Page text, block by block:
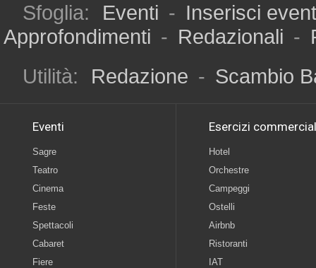
Sfoglia: Eventi - Inserisci
Approfondimenti - Redazionali -
Utilità:
Redazione - Scambio
Eventi
Sagre
Teatro
Cinema
Feste
Spettacoli
Cabaret
Fiere
Esercizi
Hotel
Orchestre
Campeggi
Ostelli
Airbnb
Ristoranti
IAT